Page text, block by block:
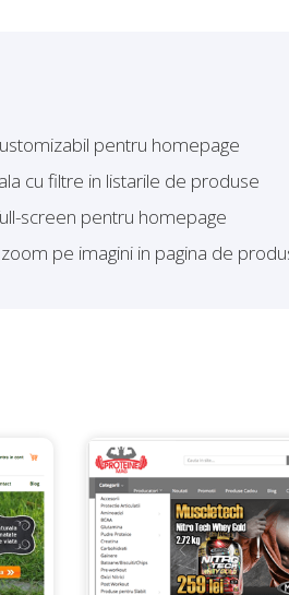
pentru homepage
cu filtre in listarile de produse
screen pentru homepage
pe imagini in pagina de